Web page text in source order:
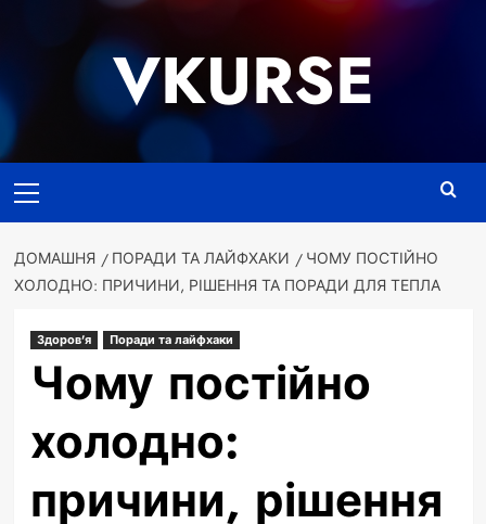
VKURSE
меню
ДОМАШНЯ ПОРАДИ ТА ЛАЙФХАКИ
ЧОМУ ПОСТІЙНО
ХОЛОДНО: ПРИЧИНИ, РІШЕННЯ ТА ПОРАДИ ДЛЯ ТЕПЛА
Здоров'я Поради та лайфхаки
Чому постійно
холодно:
причини, рішення